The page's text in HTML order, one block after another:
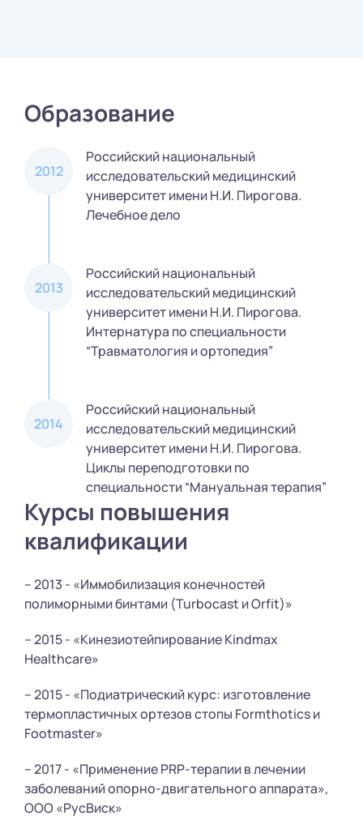
Образование
2012
Российский национальный
исследовательский медицинский
университет имени Н.И. Пирогова.
Лечебное дело
2013
Российский национальный
исследовательский медицинский
университет имени Н.И. Пирогова.
Интернатура по специальности
“Травматология и ортопедия”
2014
Российский национальный
исследовательский медицинский
университет имени Н.И. Пирогова.
Циклы переподготовки по
специальности “Мануальная терапия”
Курсы повышения
квалификации
– 2013 - «Иммобилизация конечностей
полиморными бинтами (Turbocast и Orfit)»
– 2015 - «Кинезиотейпирование Kindmax
Healthcare»
– 2015 - «Подиатрический курс: изготовление
термопластичных ортезов стопы Formthotics и
Footmaster»
– 2017 - «Применение PRP-терапии в лечении
заболеваний опорно-двигательного аппарата»,
ООО «РусВиск»